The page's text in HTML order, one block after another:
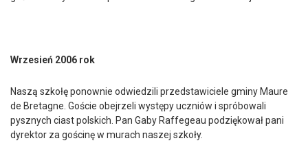
Wrzesień 2006 rok
Naszą szkołę ponownie odwiedzili przedstawiciele gminy Maure
de Bretagne. Goście obejrzeli występy uczniów i spróbowali
pysznych ciast polskich. Pan Gaby Raffegeau podziękował pani
dyrektor za gościnę w murach naszej szkoły.